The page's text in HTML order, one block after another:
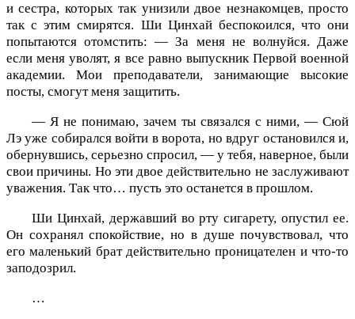
и сестра, которых так унизили двое незнакомцев, просто
так с этим смирятся. Ши Цинхай беспокоился, что они
попытаются отомстить: — За меня не волнуйся. Даже
если меня уволят, я все равно выпускник Первой военной
академии. Мои преподаватели, занимающие высокие
посты, смогут меня защитить.
— Я не понимаю, зачем ты связался с ними, — Сюй
Лэ уже собирался войти в ворота, но вдруг остановился и,
обернувшись, серьезно спросил, — у тебя, наверное, были
свои причины. Но эти двое действительно не заслуживают
уважения. Так что… пусть это останется в прошлом.
Ши Цинхай, державший во рту сигарету, опустил ее.
Он сохранял спокойствие, но в душе почувствовал, что
его маленький брат действительно проницателен и что-то
заподозрил.
…